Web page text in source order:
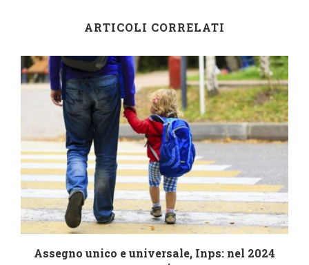
ARTICOLI CORRELATI
Assegno unico e universale, Inps: nel 2024